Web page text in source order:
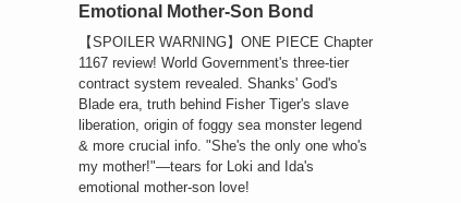
Emotional Mother-Son Bond
【SPOILER WARNING】ONE PIECE Chapter
1167 review! World Government's three-tier
contract system revealed. Shanks' God's
Blade era, truth behind Fisher Tiger's slave
liberation, origin of foggy sea monster legend
& more crucial info. "She's the only one who's
my mother!"—tears for Loki and Ida's
emotional mother-son love!